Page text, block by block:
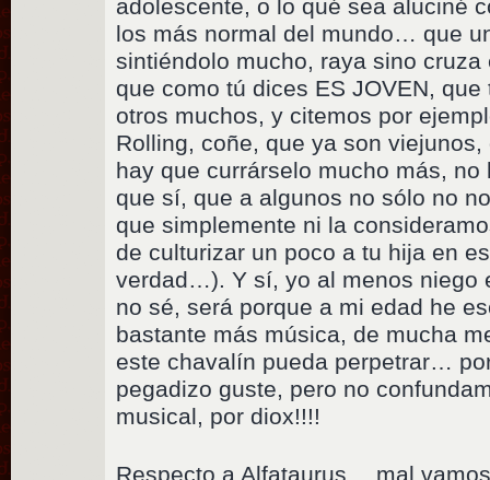
adolescente, o lo qué sea aluciné
los más normal del mundo… que
sintiéndolo mucho, raya sino
que como tú dices ES JOVEN,
otros muchos, y citemos por
Rolling, coñe, que ya son
hay que currárselo mucho más,
que sí, que a algunos no sólo no
que simplemente ni la
de culturizar un poco a tu hija en
verdad…). Y sí, yo al menos
no sé, será porque a mi edad he
bastante más música, de mucha
este chavalín pueda perpetrar…
pegadizo guste, pero no
musical, por diox!!!!
Respecto a Alfataurus… mal